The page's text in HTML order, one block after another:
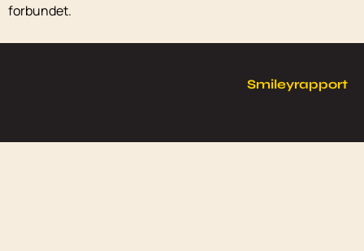
forbundet.
Smileyrapport